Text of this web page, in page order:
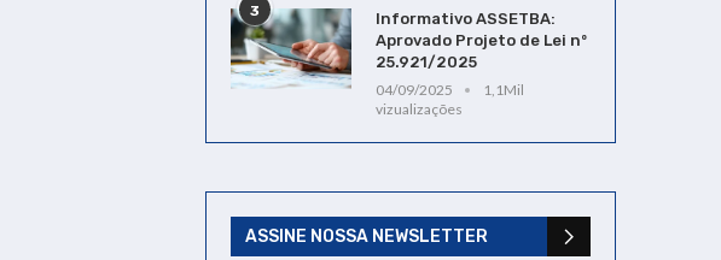
3
Informativo ASSETBA:
Aprovado Projeto de Lei nº
25.921/2025
04/09/2025
1,1Mil
vizualizações
ASSINE NOSSA NEWSLETTER